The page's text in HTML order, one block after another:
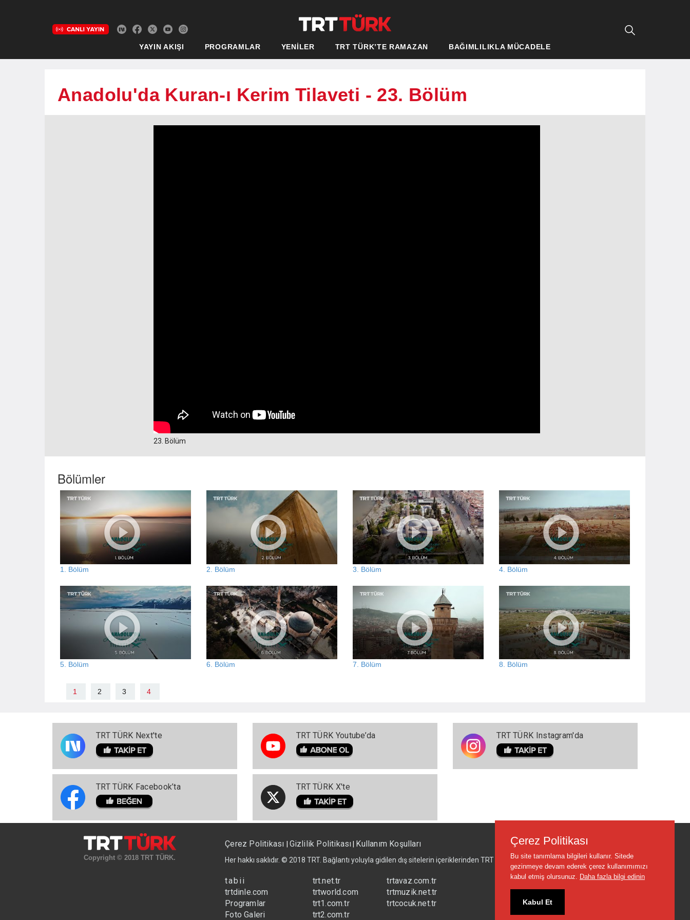
YAYIN AKIŞI PROGRAMLAR YENİLER TRT TÜRK’TE RAMAZAN BAĞIMLILIKLA MÜCADELE
Anadolu'da Kuran-ı Kerim Tilaveti - 23. Bölüm
23. Bölüm
Bölümler
1. Bölüm 2. Bölüm 3. Bölüm 4. Bölüm
5. Bölüm 6. Bölüm 7. Bölüm 8. Bölüm
1 2 3 4
TRT TÜRK Next'te
TRT TÜRK Facebook’ta
TRT TÜRK Youtube’da
TRT TÜRK X'te
TRT TÜRK Instagram'da
Copyright © 2018 TRT TÜRK.
Çerez Politikası Gizlilik Politikası Kullanım Koşulları
Her hakkı saklıdır. © 2018 TRT. Bağlantı yoluyla gidilen dış sitelerin içeriklerinden TRT sorumlu değildir.
tabii
trtdinle.com
Programlar
Foto Galeri
trt.net.tr
trtworld.com
trt1.com.tr
trt2.com.tr
trtavaz.com.tr
trtmuzik.net.tr
trtcocuk.net.tr
Çerez Politikası
Bu site tanımlama bilgileri kullanır. Sitede
gezinmeye devam ederek çerez kullanımımızı
kabul etmiş olursunuz. Daha fazla bilgi edinin
Kabul Et